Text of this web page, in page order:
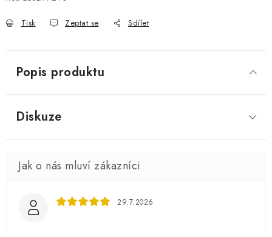
Tisk Zeptat se Sdílet
Popis produktu
Diskuze
29.7.2026